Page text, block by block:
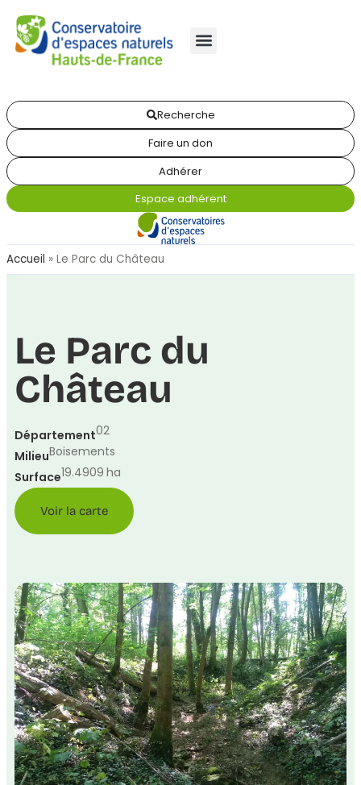
Recherche
Faire un don
Adhérer
Espace adhérent
Accueil » Le Parc du Château
Le Parc du
Château
Département02
MilieuBoisements
Surface19.4909 ha
Voir la carte